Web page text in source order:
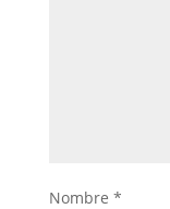
Nombre *